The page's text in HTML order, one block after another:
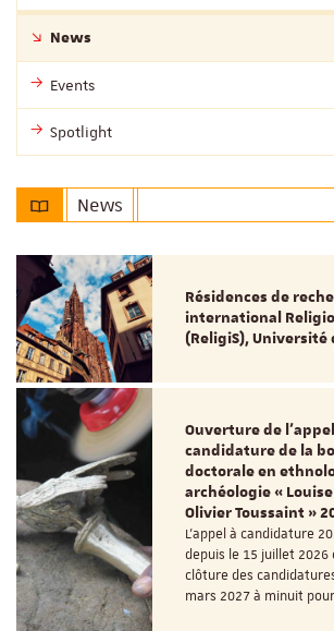
News
Events
Spotlight
News
Résidences de
international
(ReligiS), Université
Ouverture de
candidature de la
doctorale en
archéologie «
Olivier Toussaint »
L’appel à candidature
depuis le 15 juillet 2026
clôture des
mars 2027 à minuit